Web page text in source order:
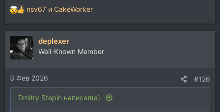
Р
е
а
ц
и
и
:
nsv67 и CakeWorker
deplexer
Well-Known Member
3 Фев 2026 #126
Dmitry Stepin написал(а):